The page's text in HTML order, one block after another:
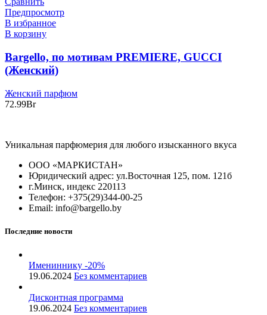
Предпросмотр
В избранное
В корзину
Bargello, по мотивам PREMIERE, GUCCI
(Женский)
Женский парфюм
72.99Br
Уникальная парфюмерия для любого изысканного вкуса
ООО «МАРКИСТАН»
Юридический адрес: ул.Восточная 125, пом. 121б
г.Минск, индекс 220113
Телефон: +375(29)344-00-25
Email: info@bargello.by
Последние новости
Имениннику -20%
19.06.2024 Без комментариев
Дисконтная программа
19.06.2024 Без комментариев